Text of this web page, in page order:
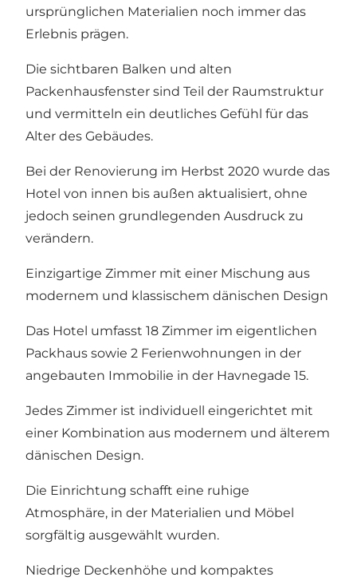
ursprünglichen Materialien noch immer das
Erlebnis prägen.
Die sichtbaren Balken und alten
Packenhausfenster sind Teil der Raumstruktur
und vermitteln ein deutliches Gefühl für das
Alter des Gebäudes.
Bei der Renovierung im Herbst 2020 wurde das
Hotel von innen bis außen aktualisiert, ohne
jedoch seinen grundlegenden Ausdruck zu
verändern.
Einzigartige Zimmer mit einer Mischung aus
modernem und klassischem dänischen Design
Das Hotel umfasst 18 Zimmer im eigentlichen
Packhaus sowie 2 Ferienwohnungen in der
angebauten Immobilie in der Havnegade 15.
Jedes Zimmer ist individuell eingerichtet mit
einer Kombination aus modernem und älterem
dänischen Design.
Die Einrichtung schafft eine ruhige
Atmosphäre, in der Materialien und Möbel
sorgfältig ausgewählt wurden.
Niedrige Deckenhöhe und kompaktes